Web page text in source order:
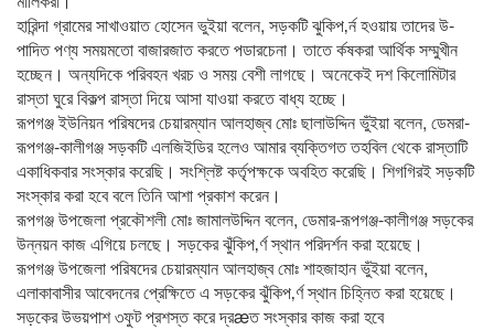
হারিন্দা গ্রামের সাখাওয়াত হোসেন ভুইয়া বলেন, সড়কটি ঝুকিপ‚র্ন হওয়ায় তাদের উ-
পাদিত পণ্য সময়মতো বাজারজাত করতে পডারচেনা। তাতে র্কষকরা আর্থিক সম্মুখীন
হচ্ছেন। অন্যদিকে পরিবহন খরচ ও সময় বেশী লাগছে। অনেকেই দশ কিলোমিটার
রাস্তা ঘুরে বিকল্প রাস্তা দিয়ে আসা যাওয়া করতে বাধ্য হচ্ছে।
রূপগঞ্জ ইউনিয়ন পরিষদের চেয়ারম্যান আলহাজ্ব মোঃ ছালাউদ্দিন ভুঁইয়া বলেন, ডেমরা-
রূপগঞ্জ-কালীগঞ্জ সড়কটি এলজিইডির হলেও আমার ব্যক্তিগত তহবিল থেকে রাস্তাটি
একাধিকবার সংস্কার করেছি। সংশ্লিষ্ট কর্তৃপক্ষকে অবহিত করেছি। শিগগিরই সড়কটি
সংস্কার করা হবে বলে তিনি আশা প্রকাশ করেন।
রূপগঞ্জ উপজেলা প্রকৌশলী মোঃ জামালউদ্দিন বলেন, ডেমার-রূপগঞ্জ-কালীগঞ্জ সড়কের
উন্নয়ন কাজ এগিয়ে চলছে। সড়কের ঝুঁকিপ‚র্ণ স্থান পরিদর্শন করা হয়েছে।
রূপগঞ্জ উপজেলা পরিষদের চেয়ারম্যান আলহাজ্ব মোঃ শাহজাহান ভুঁইয়া বলেন,
এলাকাবাসীর আবেদনের প্রেক্ষিতে এ সড়কের ঝুঁকিপ‚র্ণ স্থান চিহ্নিত করা হয়েছে।
সড়কের উভয়পাশ ৩ফুট প্রশস্ত করে দ্রæত সংস্কার কাজ করা হবে